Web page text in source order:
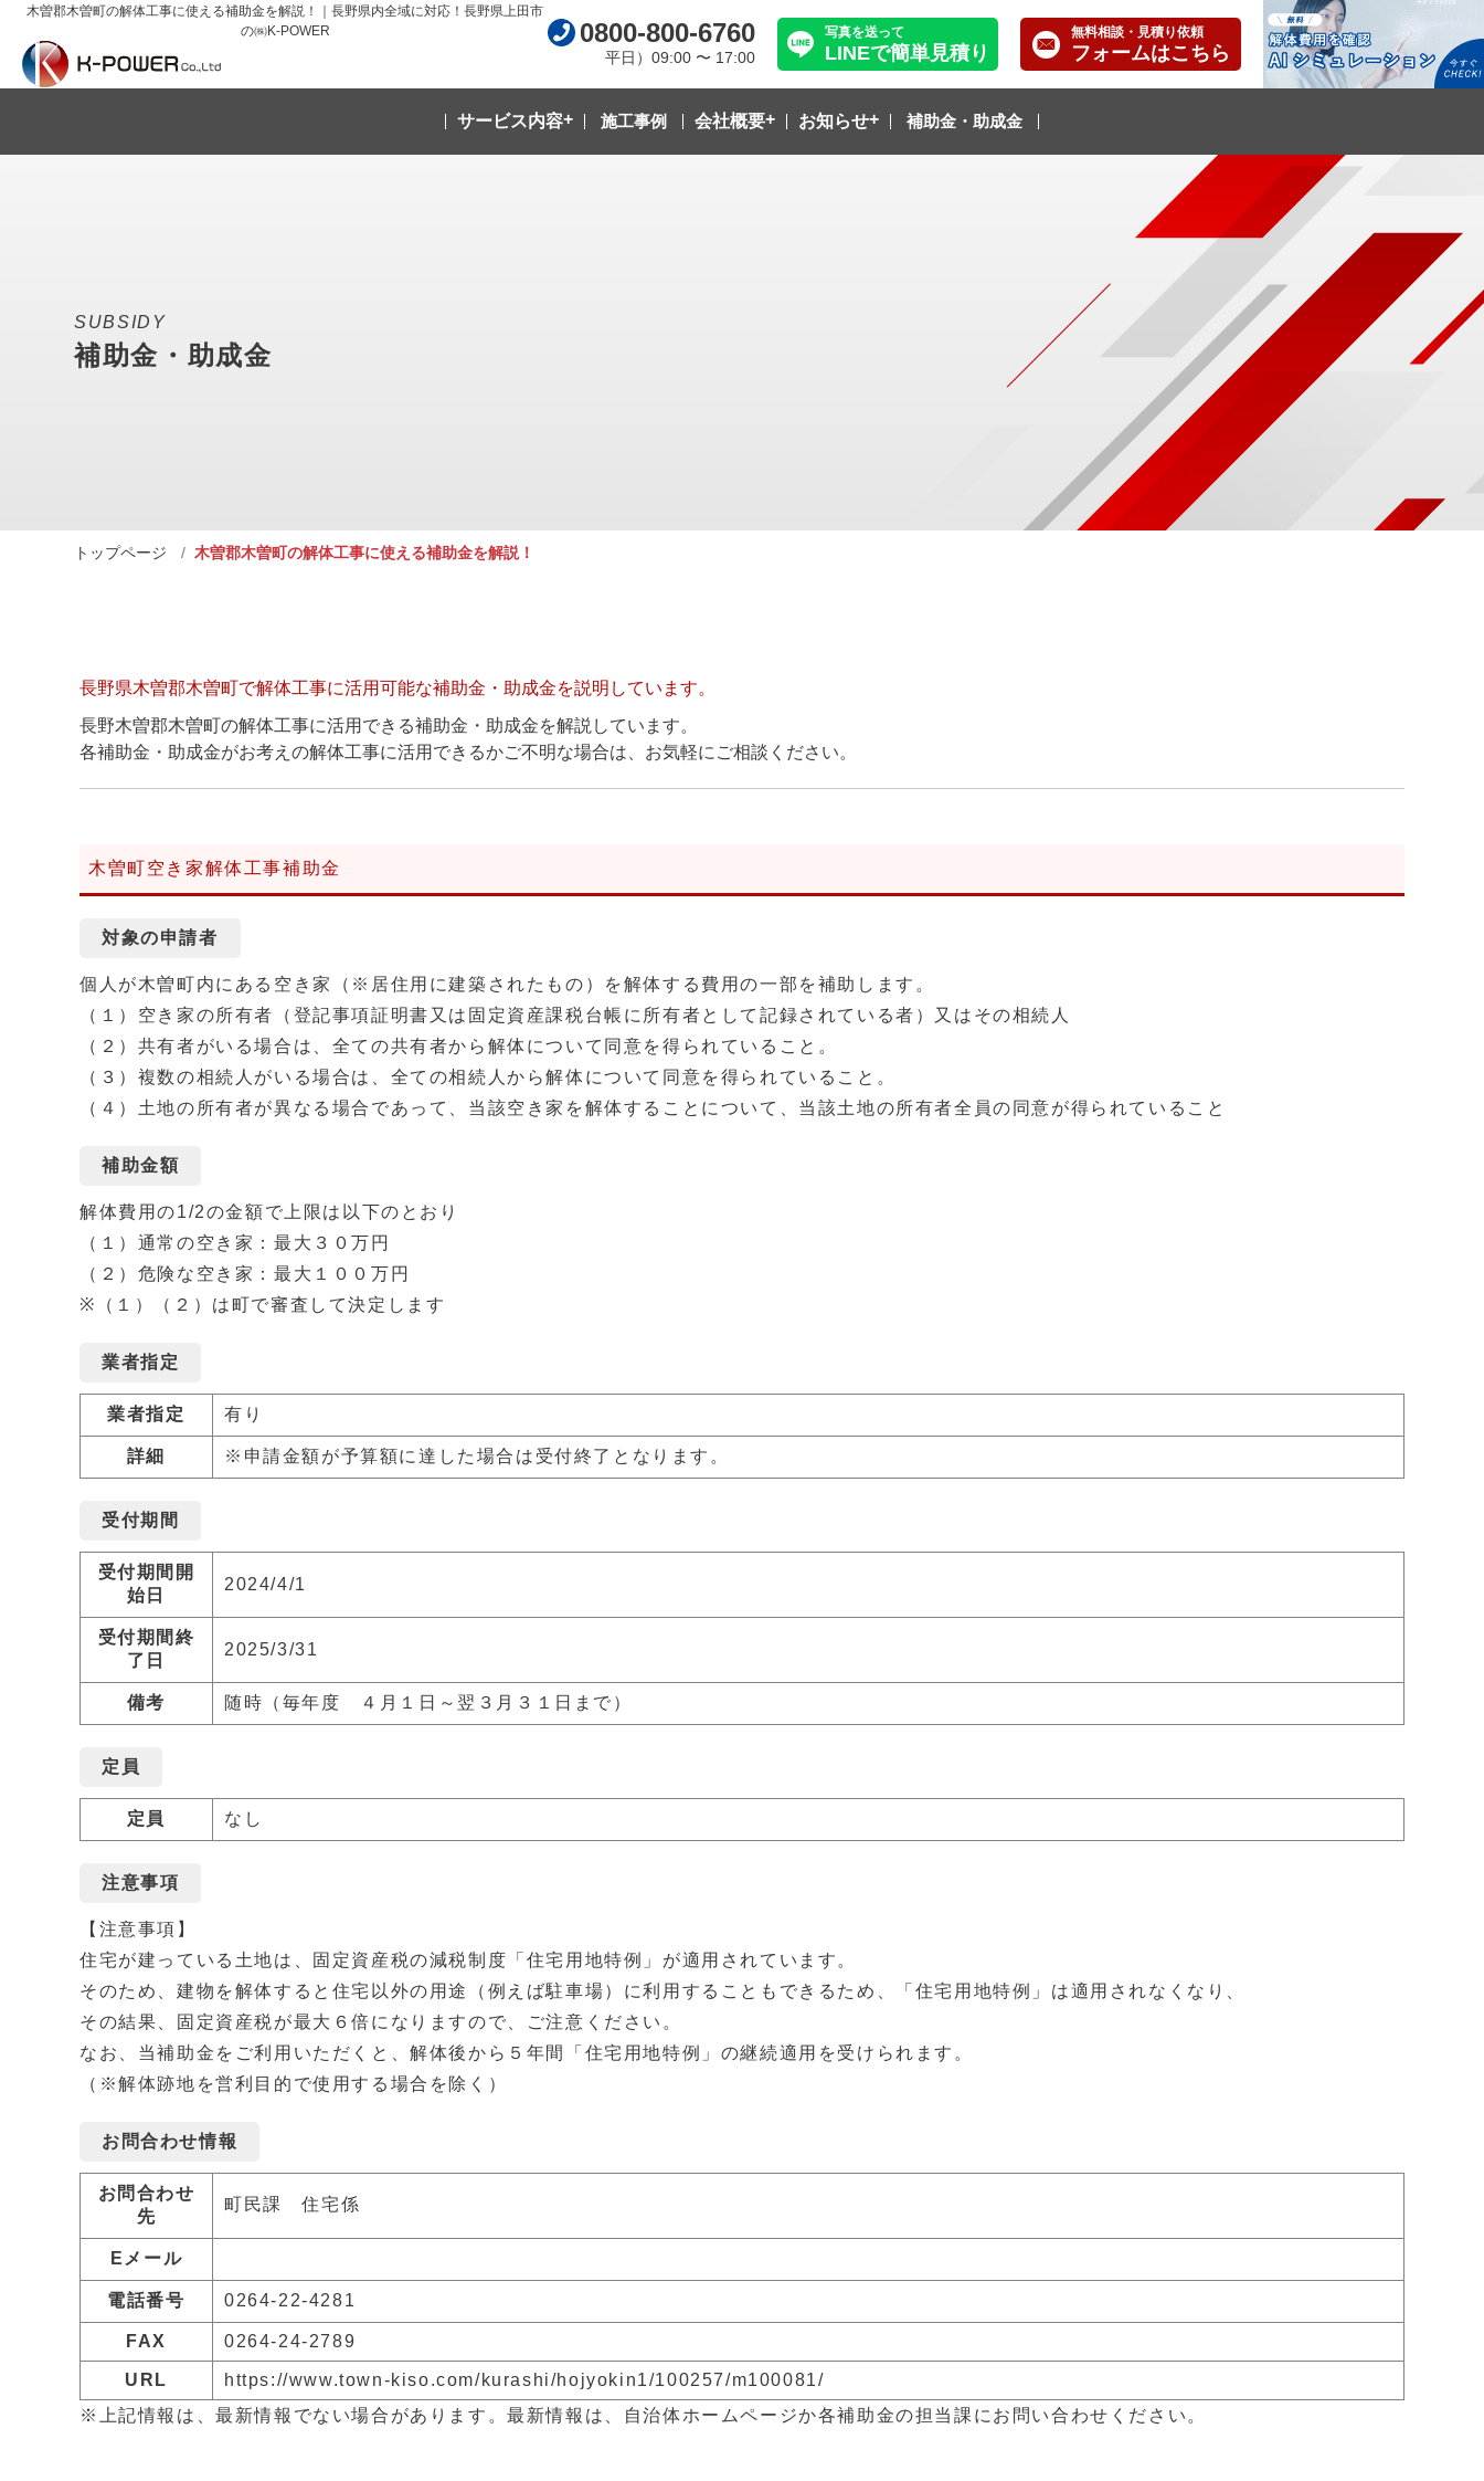
木曽郡木曽町の解体工事に使える補助金を解説！｜長野県内全域に対応！長野県上田市
の㈱K-POWER
0800-800-6760
平日）09:00 〜 17:00
写真を送って
LINEで簡単見積り
無料相談・見積り依頼
フォームはこちら
サービス内容 施工事例 会社概要 お知らせ 補助金・助成金
SUBSIDY
補助金・助成金
トップページ 木曽郡木曽町の解体工事に使える補助金を解説！
長野県木曽郡木曽町で解体工事に活用可能な補助金・助成金を説明しています。
長野木曽郡木曽町の解体工事に活用できる補助金・助成金を解説しています。
各補助金・助成金がお考えの解体工事に活用できるかご不明な場合は、お気軽にご相談ください。
木曽町空き家解体工事補助金
対象の申請者
個人が木曽町内にある空き家（※居住用に建築されたもの）を解体する費用の一部を補助します。
（１）空き家の所有者（登記事項証明書又は固定資産課税台帳に所有者として記録されている者）又はその相続人
（２）共有者がいる場合は、全ての共有者から解体について同意を得られていること。
（３）複数の相続人がいる場合は、全ての相続人から解体について同意を得られていること。
（４）土地の所有者が異なる場合であって、当該空き家を解体することについて、当該土地の所有者全員の同意が得られていること
補助金額
解体費用の1/2の金額で上限は以下のとおり
（１）通常の空き家：最大３０万円
（２）危険な空き家：最大１００万円
※（１）（２）は町で審査して決定します
業者指定
業者指定 有り
詳細 ※申請金額が予算額に達した場合は受付終了となります。
受付期間
受付期間開
始日
2024/4/1
受付期間終
了日
2025/3/31
備考 随時（毎年度 ４月１日～翌３月３１日まで）
定員
定員 なし
注意事項
【注意事項】
住宅が建っている土地は、固定資産税の減税制度「住宅用地特例」が適用されています。
そのため、建物を解体すると住宅以外の用途（例えば駐車場）に利用することもできるため、「住宅用地特例」は適用されなくなり、
その結果、固定資産税が最大６倍になりますので、ご注意ください。
なお、当補助金をご利用いただくと、解体後から５年間「住宅用地特例」の継続適用を受けられます。
（※解体跡地を営利目的で使用する場合を除く）
お問合わせ情報
お問合わせ
先
町民課 住宅係
Eメール
電話番号 0264-22-4281
FAX 0264-24-2789
URL
https://www.town-kiso.com/kurashi/hojyokin1/100257/m100081/
※上記情報は、最新情報でない場合があります。最新情報は、自治体ホームページか各補助金の担当課にお問い合わせください。